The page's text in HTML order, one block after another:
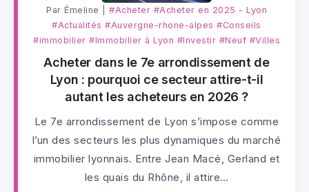
Par Émeline | #Acheter #Acheter en 2025 - Lyon
#Actualités#Auvergne-rhone-alpes#Conseils
#immobilier #Immobilier à Lyon #Investir #Neuf #Villes
Acheter dans le 7e arrondissement de
Lyon : pourquoi ce secteur attire-t-il
autant les acheteurs en 2026 ?
Le 7e arrondissement de Lyon s’impose comme
l’un des secteurs les plus dynamiques du marché
immobilier lyonnais. Entre Jean Macé, Gerland et
les quais du Rhône, il attire…